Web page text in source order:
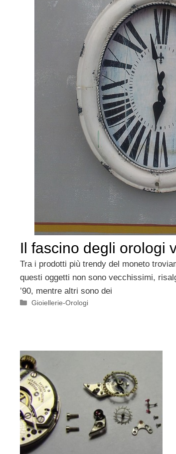
Il fascino degli orologi
Tra i prodotti più trendy del moneto
questi oggetti non sono vecchissimi,
’90, mentre altri sono dei
Categorie
Gioiellerie-Orologi